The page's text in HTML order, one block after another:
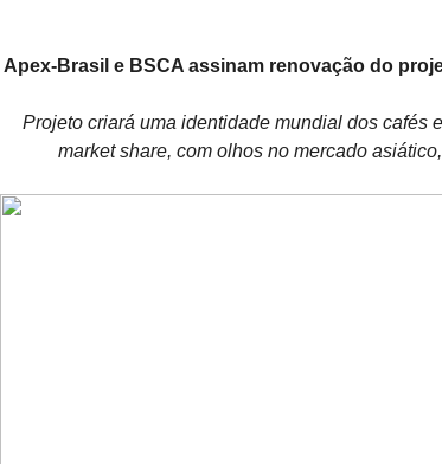
Apex-Brasil e BSCA assinam renovação do
Projeto criará uma identidade mundial dos cafés
market share, com olhos no mercado